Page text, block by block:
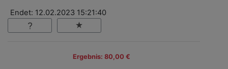
Endet: 12.02.2023 15:21:40
Ergebnis: 80,00 €